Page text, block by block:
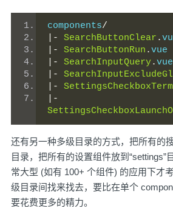
components/
|-
SearchButtonClear .
|-
SearchButtonRun .vue
|-
SearchInputQuery.vue
|-
|-
|-
还有另一种多级目录的方式，把所有的
目录，把所有的设置组件放到“settings”
常大型 (如有 100+ 个组件) 的应用下才
级目录间找来找去，要比在单个
要花费更多的精力。